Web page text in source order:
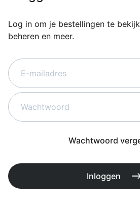
Deals
Contact
3D modellen
Support
Nieuws
Over ons
Log in om je bestellingen te
beheren en meer.
Wachtwoord
Inloggen